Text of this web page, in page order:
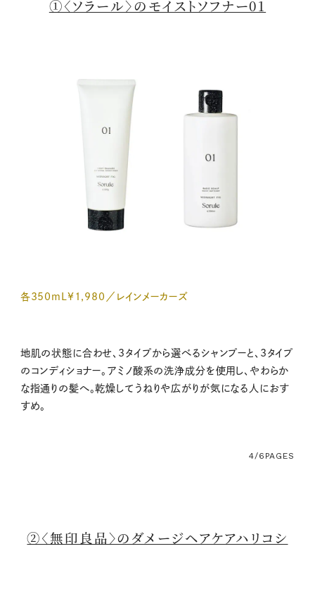
①〈ソラール〉のモイストソフナー01
各350mL¥1,980／レインメーカーズ
地肌の状態に合わせ、3タイプから選べるシャンプーと、3タイプ
のコンディショナー。アミノ酸系の洗浄成分を使用し、やわらか
な指通りの髪へ。乾燥してうねりや広がりが気になる人におす
すめ。
4/6 PAGES
②〈無印良品〉のダメージヘアケアハリコシ